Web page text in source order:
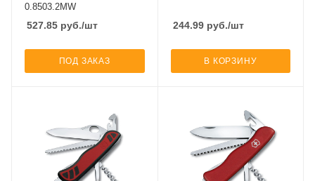
0.8503.2MW
527.85 руб./шт
ПОД ЗАКАЗ
244.99руб./шт
В КОРЗИНУ